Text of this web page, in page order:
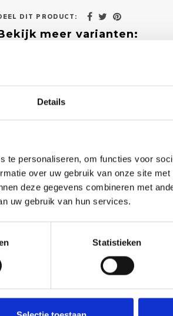
Details
te personaliseren, om functies voor
over uw gebruik van onze site
deze gegevens combineren met
uw gebruik van hun services.
Statistieken
DIT PRODUCT:
meer varianten:
Heeft u een vraag
Onze medewerker helpt u met plezier! We
betaling achteraf
voor de maten
Dit vind
cm